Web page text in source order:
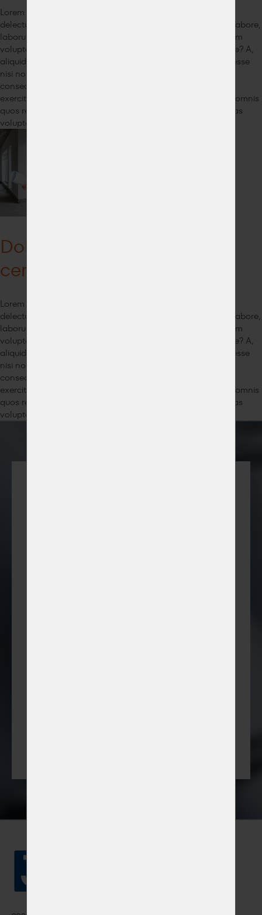
Lorem ipsum dolor sit amet, consectetur adipisicing elit. At
delectus doloremque ducimus fugiat illum inventore ipsum labore,
laborum nemo non omnis porro quidem similique voluptatem
voluptatum. At consequatur et nostrum officiis veritatis, vitae? A,
aliquid, dolore! Ab ad autem dicta dolores doloribus, enim esse
nisi non provident quis sit, tempore vero. Adipisci alias
consequuntur delectus dolor doloribus eius eligendi est,
exercitationem id iusto minus mollitia obcaecati odit officia omnis
quos repellat rerum sed, sint sit tempora totam vero voluptas
voluptate voluptatem?
Dokončujeme kanceláře v
centru Prahy
Lorem ipsum dolor sit amet, consectetur adipisicing elit. At
delectus doloremque ducimus fugiat illum inventore ipsum labore,
laborum nemo non omnis porro quidem similique voluptatem
voluptatum. At consequatur et nostrum officiis veritatis, vitae? A,
aliquid, dolore! Ab ad autem dicta dolores doloribus, enim esse
nisi non provident quis sit, tempore vero. Adipisci alias
consequuntur delectus dolor doloribus eius eligendi est,
exercitationem id iusto minus mollitia obcaecati odit officia omnis
quos repellat rerum sed, sint sit tempora totam vero voluptas
voluptate voluptatem?